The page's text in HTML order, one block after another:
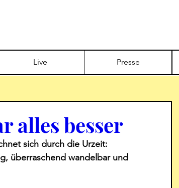
Live Presse
alles besser
sich durch die Urzeit:
überraschend wandelbar und